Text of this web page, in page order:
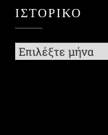
ΙΣΤΟΡΙΚΌ
Ιστορικό